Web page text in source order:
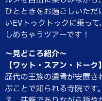
ひとときをお過ごしいた
いEVトゥクトゥクに乗っ
しめちゃうツアーです！
～見どころ紹介～
【ワット・スアン・ドーク】
歴代の王族の遺骨が安置
ぶことで知られる寺院です